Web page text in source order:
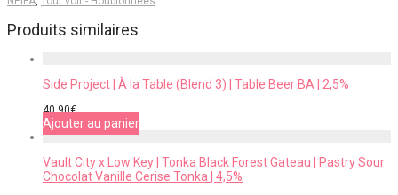
Produits similaires
Side Project | À la Table (Blend 3) | Table Beer BA | 2,5%
40,90€
Ajouter au panier
Vault City x Low Key | Tonka Black Forest Gateau | Pastry Sour
Chocolat Vanille Cerise Tonka | 4,5%